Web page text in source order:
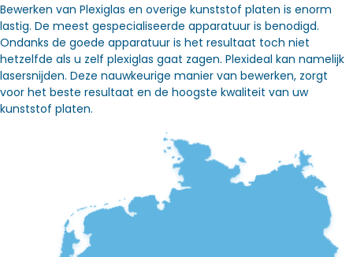
Bewerken van Plexiglas en overige kunststof platen is enorm
lastig. De meest gespecialiseerde apparatuur is benodigd.
Ondanks de goede apparatuur is het resultaat toch niet
hetzelfde als u zelf plexiglas gaat zagen. Plexideal kan namelijk
lasersnijden. Deze nauwkeurige manier van bewerken, zorgt
voor het beste resultaat en de hoogste kwaliteit van uw
kunststof platen.